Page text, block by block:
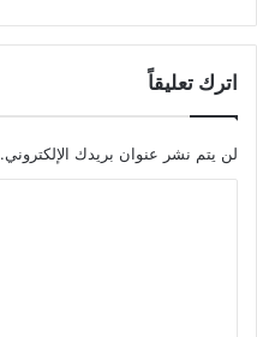
اترك تعليقاً
لن يتم نشر عنوان بريدك الإلكتروني.